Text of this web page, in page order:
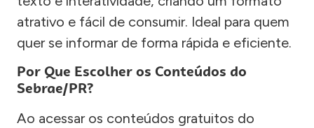
atrativo e fácil de consumir. Ideal para quem
quer se informar de forma rápida e eficiente.
Por Que Escolher os Conteúdos do
Sebrae/PR?
Ao acessar os conteúdos gratuitos do